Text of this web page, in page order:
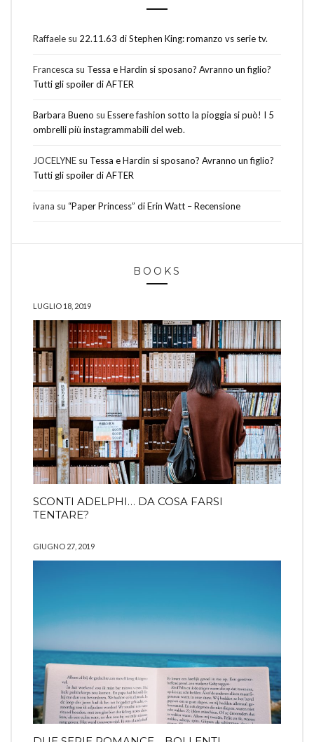
Raffaele su 22.11.63 di Stephen King: romanzo vs serie tv.
Francesca su Tessa e Hardin si sposano? Avranno un figlio?
Tutti gli spoiler di AFTER
Barbara Bueno su Essere fashion sotto la pioggia si può! I 5
ombrelli più instagrammabili del web.
JOCELYNE su Tessa e Hardin si sposano? Avranno un figlio?
Tutti gli spoiler di AFTER
ivana su “Paper Princess” di Erin Watt – Recensione
BOOKS
LUGLIO 18, 2019
SCONTI ADELPHI… DA COSA FARSI
TENTARE?
GIUGNO 27, 2019